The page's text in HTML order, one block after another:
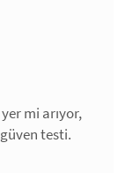
mi arıyor,
testi.